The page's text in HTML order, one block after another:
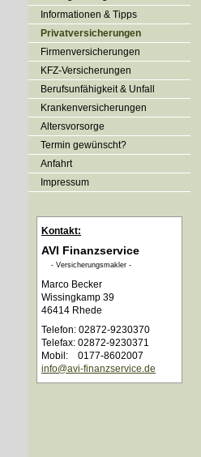
Informationen & Tipps
Privatversicherungen
Firmenversicherungen
KFZ-Versicherungen
Berufsunfähigkeit & Unfall
Kranken­ver­si­che­rungen
Alters­vorsorge
Termin gewünscht?
Anfahrt
Impressum
Kontakt:
AVI Finanzservice
- Ver­sicherungs­makler -
Marco Becker
Wissingkamp 39
46414 Rhede
Telefon: 02872-9230370
Telefax: 02872-9230371
Mobil: 0177-8602007
info@avi-finanzservice.de